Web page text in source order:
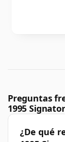
Preguntas
1995
¿De qué